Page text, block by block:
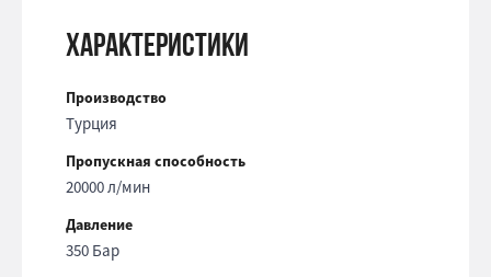
Характеристики
Производство
Турция
Пропускная способность
20000 л/мин
Давление
350 Бар